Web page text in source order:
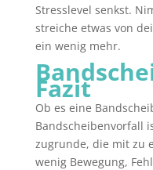
Stresslevel senkst.
streiche etwas von
ein wenig mehr.
Fazit
Ob es eine
Bandscheibenvorfall
zugrunde, die mit zu
wenig Bewegung,